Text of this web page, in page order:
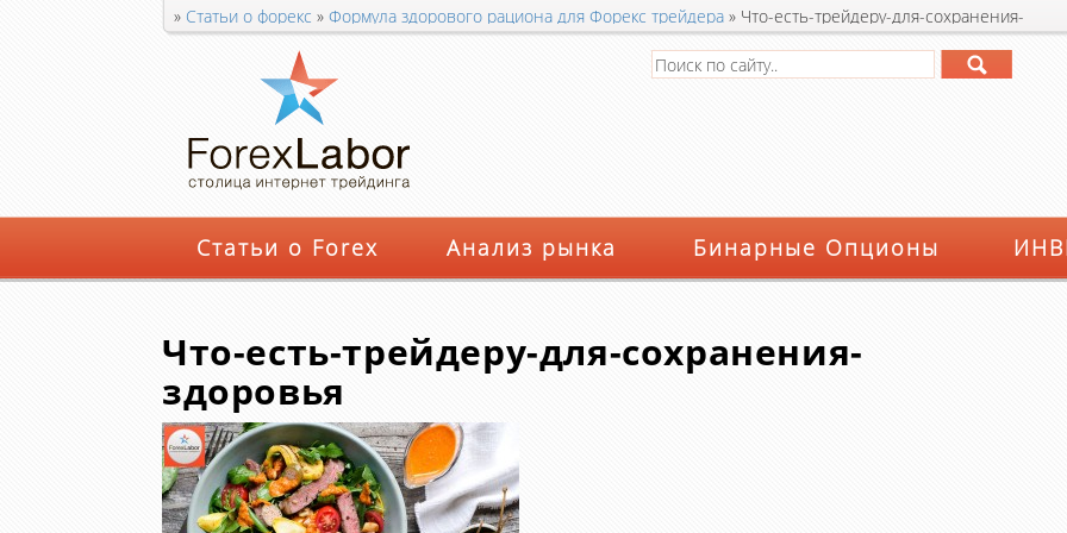
» Статьи о форекс » Формула здорового рациона для Форекс трейдера » Что-есть-трейдеру-для-сохранения-
Статьи о Forex Анализ рынка Бинарные Опционы
Что-есть-трейдеру-для-сохранения-
здоровья